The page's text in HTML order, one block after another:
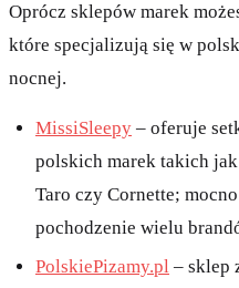
Oprócz sklepów marek
które specjalizują się w
nocnej.
MissiSleepy – oferuje
polskich marek takich
Taro czy Cornette;
pochodzenie wielu
PolskiePizamy.pl – sklep